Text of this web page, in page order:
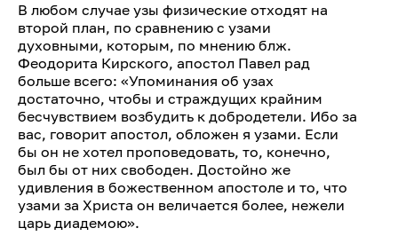
В любом случае узы физические отходят на
второй план, по сравнению с узами
духовными, которым, по мнению блж.
Феодорита Кирского, апостол Павел рад
больше всего: «Упоминания об узах
достаточно, чтобы и страждущих крайним
бесчувствием возбудить к добродетели. Ибо за
вас, говорит апостол, обложен я узами. Если
бы он не хотел проповедовать, то, конечно,
был бы от них свободен. Достойно же
удивления в божественном апостоле и то, что
узами за Христа он величается более, нежели
царь диадемою».